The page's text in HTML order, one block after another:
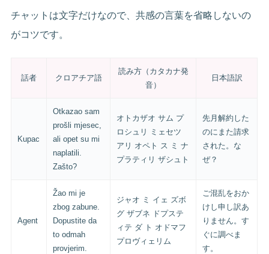
チャットは文字だけなので、共感の言葉を省略しないの
がコツです。
話者 クロアチア語
読み方（カタカナ発
音）
日本語訳
Kupac
Otkazao sam
prošli mjesec,
ali opet su mi
naplatili.
Zašto?
オトカザオ サム プ
ロシュリ ミェセツ
アリ オペト ス ミ ナ
プラティリ ザシュト
先月解約した
のにまた請求
された。な
ぜ？
Agent
Žao mi je
zbog zabune.
Dopustite da
to odmah
provjerim.
ジャオ ミ イェ ズボ
グ ザブネ ドプステ
ィテ ダ ト オドマフ
プロヴィェリム
ご混乱をおか
けし申し訳あ
りません。す
ぐに調べま
す。